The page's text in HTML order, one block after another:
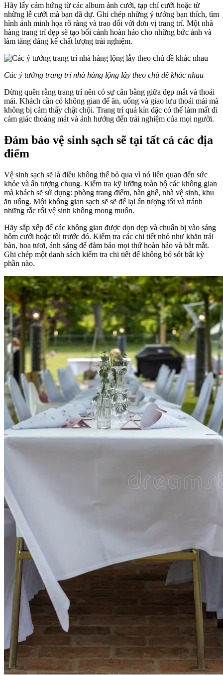
Hãy lấy cảm hứng từ các album ảnh cưới, tạp chí cưới hoặc từ
những lễ cưới mà bạn đã dự. Ghi chép những ý tưởng bạn thích, tìm
hình ảnh minh họa rõ ràng và trao đổi với đơn vị trang trí. Một nhà
hàng trang trí đẹp sẽ tạo bối cảnh hoàn hảo cho những bức ảnh và
làm tăng đáng kể chất lượng trải nghiệm.
Các ý tưởng trang trí nhà hàng lộng lẫy theo chủ đề khác nhau
Đừng quên rằng trang trí nên có sự cân bằng giữa đẹp mắt và thoải
mái. Khách cần có không gian để ăn, uống và giao lưu thoải mái mà
không bị cảm thấy chật chội. Trang trí quá kín đặc có thể làm mất đi
cảm giác thoáng mát và ảnh hưởng đến trải nghiệm của mọi người.
Đảm bảo vệ sinh sạch sẽ tại tất cả các địa
điểm
Vệ sinh sạch sẽ là điều không thể bỏ qua vì nó liên quan đến sức
khỏe và ấn tượng chung. Kiểm tra kỹ lưỡng toàn bộ các không gian
mà khách sẽ sử dụng: phòng trang điểm, bàn ghế, nhà vệ sinh, khu
ăn uống. Một không gian sạch sẽ sẽ để lại ấn tượng tốt và tránh
những rắc rối vệ sinh không mong muốn.
Hãy sắp xếp để các không gian được dọn dẹp và chuẩn bị vào sáng
hôm cưới hoặc tối trước đó. Kiểm tra các chi tiết nhỏ như khăn trải
bàn, hoa tươi, ánh sáng để đảm bảo mọi thứ hoàn hảo và bắt mắt.
Ghi chép một danh sách kiểm tra chi tiết để không bỏ sót bất kỳ
phần nào.